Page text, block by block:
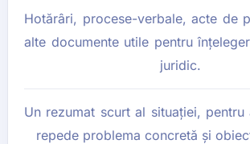
Hotărâri, procese-verbale, acte de
alte documente utile pentru
juridic.
Un rezumat scurt al situației, pentru
repede problema concretă și